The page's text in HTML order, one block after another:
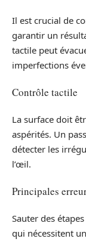
Il est crucial de
garantir un
tactile peut
imperfections
Contrôle tactile
La surface doit
aspérités. Un
détecter les
l’œil.
Principales
Sauter des
qui nécessitent